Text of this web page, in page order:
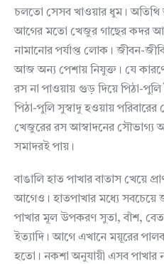
চলতো সেসব খাওয়ার ধুম।
আগের মতো খেজুর গাছের কদর
নামানোর পর্যাপ্ত লোক। জীবন-
আজ অন্য পেশায় নিযুক্ত। যে
রস না পাওয়ায় গুড় দিয়ে পিঠা-
পিঠা-পুলি সুস্বাদু হওয়ায়
খেজুরের রস আস্বাদনের সৌভাগ্য
সমাদরই পায়।
বাঙালি হাত পাখার বাতাস খেয়ে
আগেও। হাতপাখার মধ্যে সবচেয়ে
পাখার মূল উপকরণ সুতা, বাঁশ,
ইত্যাদি। আগে এখানে ময়ূরের
হতো। নকশা অনুযায়ী এসব পাখার